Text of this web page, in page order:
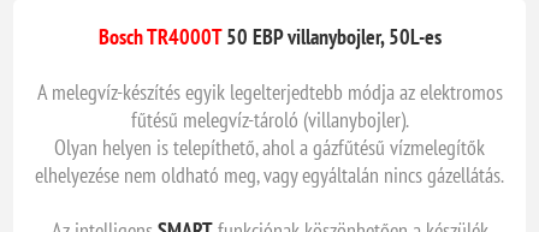
Bosch TR4000T50 EBP villanybojler, 50L-es
A melegvíz-készítés egyik legelterjedtebb módja az elektromos
fűtésű melegvíz-tároló (villanybojler).
Olyan helyen is telepíthető, ahol a gázfűtésű vízmelegítők
elhelyezése nem oldható meg, vagy egyáltalán nincs gázellátás.